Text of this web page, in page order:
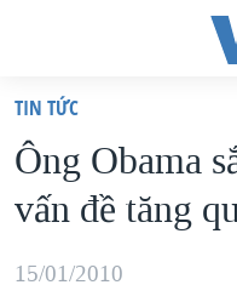
truy
cập
Tới
dung
TRANG CHỦ
VIỆT NAM
HOA KỲ
BIỂN ĐÔNG
TIN TỨC
Ông Obama
vấn đề tăng
15/01/2010